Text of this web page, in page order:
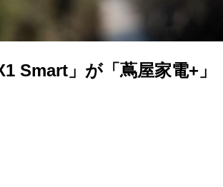
Smart」が「蔦屋家電+」